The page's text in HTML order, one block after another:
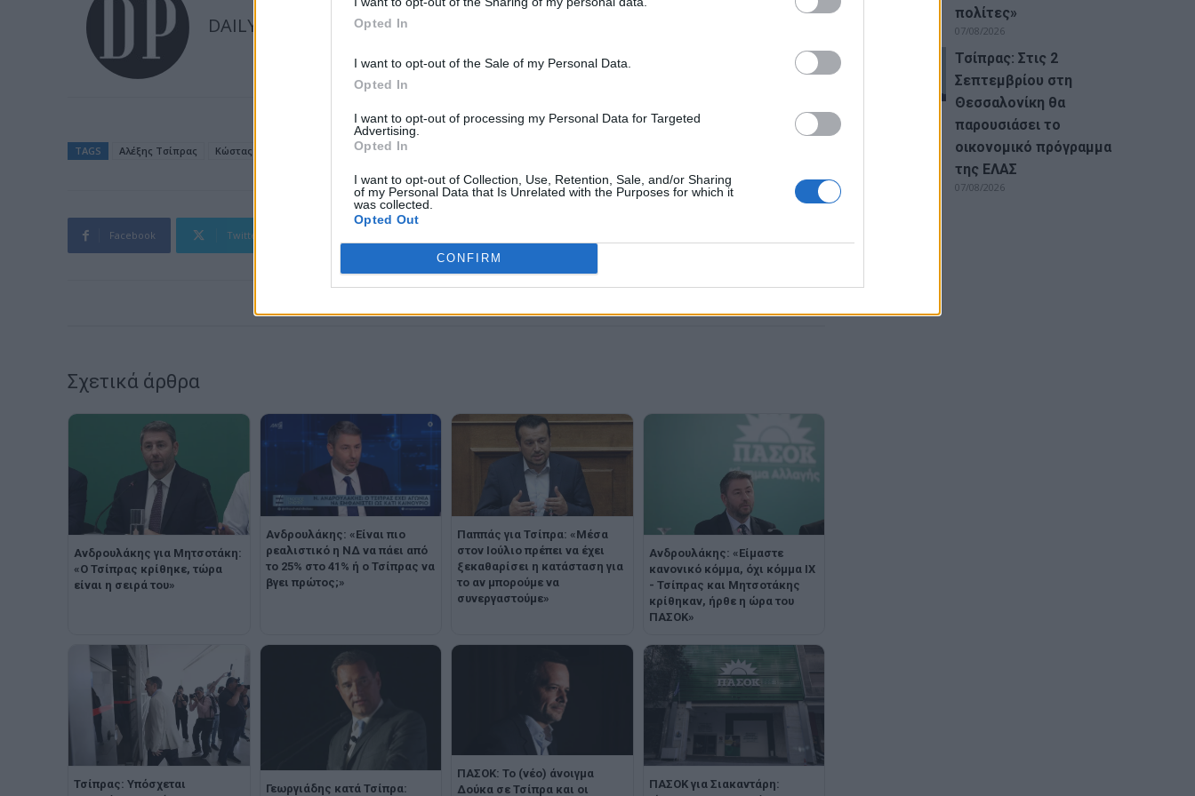
Opted In
I want to opt-out of the Sale of my Personal Data.
Opted In
I want to opt-out of processing my Personal Data for Targeted
Advertising.
Opted In
I want to opt-out of Collection, Use, Retention, Sale, and/or Sharing
of my Personal Data that Is Unrelated with the Purposes for which it
was collected.
Opted Out
CONFIRM
DAILYPOST
TAGS Αλέξης Τσίπρας Κώστας Γαβρόγλου
Facebook Twitter
Σχετικά άρθρα
Ανδρουλάκης για Μητσοτάκη:
«Ο Τσίπρας κρίθηκε, τώρα
είναι η σειρά του»
Ανδρουλάκης: «Είναι πιο
ρεαλιστικό η ΝΔ να πάει από
το 25% στο 41% ή ο Τσίπρας να
βγει πρώτος;»
Παππάς για Τσίπρα: «Μέσα
στον Ιούλιο πρέπει να έχει
ξεκαθαρίσει η κατάσταση για
το αν μπορούμε να
συνεργαστούμε»
Ανδρουλάκης: «Είμαστε
κανονικό κόμμα, όχι κόμμα ΙΧ
- Τσίπρας και Μητσοτάκης
κρίθηκαν, ήρθε η ώρα του
ΠΑΣΟΚ»
Τσίπρας: Υπόσχεται
Γεωργιάδης κατά Τσίπρα:
ΠΑΣΟΚ: Το (νέο) άνοιγμα
Δούκα σε Τσίπρα και οι
ΠΑΣΟΚ για Σιακαντάρη:
πολίτες»
07/08/2026
Τσίπρας: Στις 2
Σεπτεμβρίου στη
Θεσσαλονίκη θα
παρουσιάσει το
οικονομικό πρόγραμμα
της ΕΛΑΣ
07/08/2026